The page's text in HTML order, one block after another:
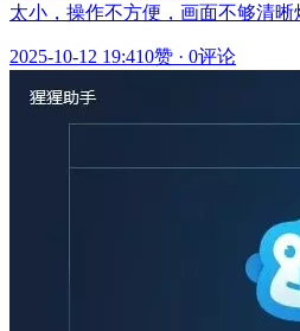
太小，操作不方便，画面不够清
2025-10-12 19:410赞 · 0评论